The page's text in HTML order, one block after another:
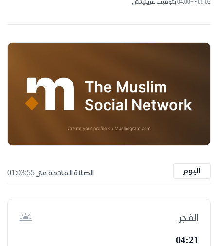
01:02 • +04:00 بتوقيت غرينيتش
اليوم الصلاة القادمة في 01:03:55
الفجر
04:21